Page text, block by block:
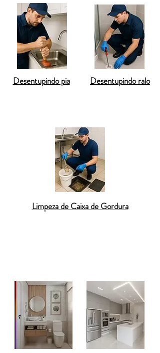
Desentupindo pia Desentupindo ralo
Limpeza de Caixa de Gordura